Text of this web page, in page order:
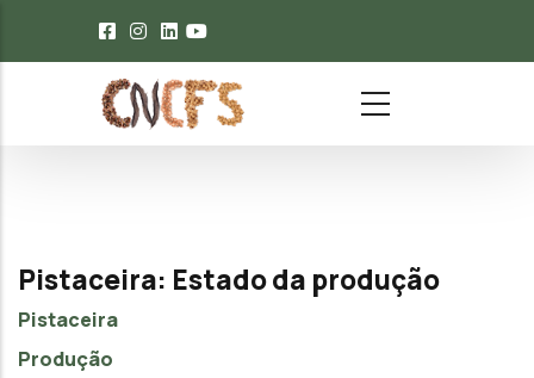
Passar para o conteúdo principal
Pistaceira: Estado da produção
Pistaceira
Produção